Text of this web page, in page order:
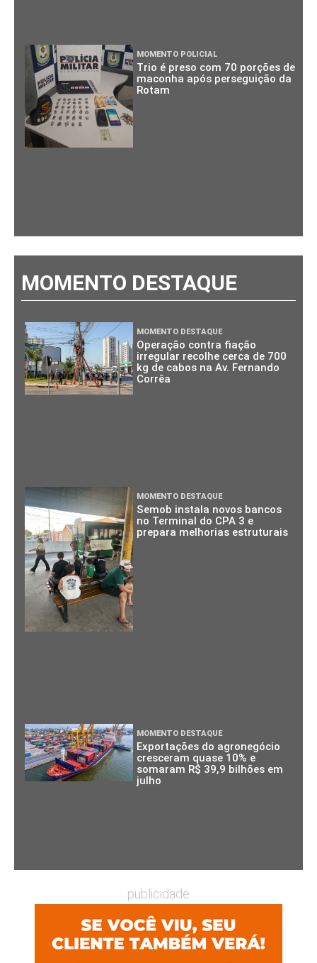
MOMENTO POLICIAL
Trio é preso com 70 porções de
maconha após perseguição da
Rotam
MOMENTO DESTAQUE
MOMENTO DESTAQUE
Operação contra fiação
irregular recolhe cerca de 700
kg de cabos na Av. Fernando
Corrêa
MOMENTO DESTAQUE
Semob instala novos bancos
no Terminal do CPA 3 e
prepara melhorias estruturais
MOMENTO DESTAQUE
Exportações do agronegócio
cresceram quase 10% e
somaram R$ 39,9 bilhões em
julho
publicidade